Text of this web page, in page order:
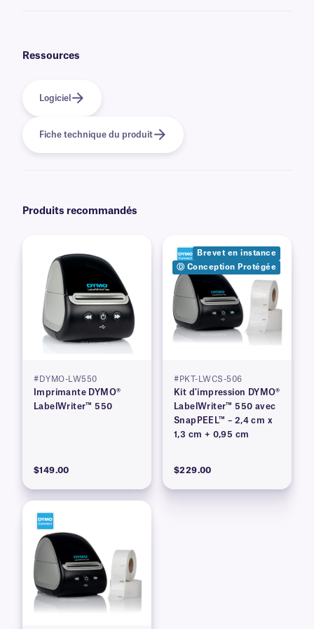
Ressources
Logiciel
Fiche technique du produit
Produits recommandés
#DYMO-LW550
Imprimante DYMO®
LabelWriter™ 550
$149.00
Brevet en instance
Ⓓ Conception Protégée
#PKT-LWCS-506
Kit d'impression DYMO®
LabelWriter™ 550 avec
SnapPEEL™ – 2,4 cm x
1,3 cm + 0,95 cm
$229.00